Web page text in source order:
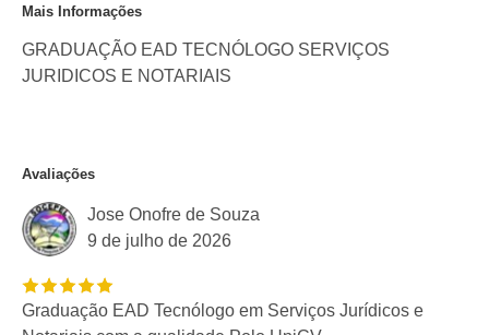
Mais Informações
GRADUAÇÃO EAD TECNÓLOGO SERVIÇOS
JURIDICOS E NOTARIAIS
Avaliações
Jose Onofre de Souza
9 de julho de 2026
Graduação EAD Tecnólogo em Serviços Jurídicos e